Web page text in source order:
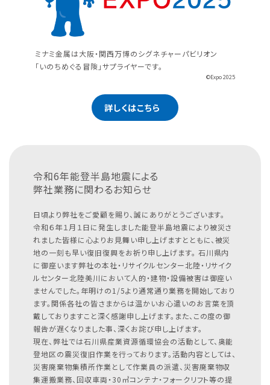
ミナミ金属は大阪・関西万博のシグネチャーパビリオン
「いのちめぐる冒険」サプライヤーです。
©Expo 2025
詳しくはこちら
令和6年能登半島地震による
弊社業務に関わるお知らせ
日頃より弊社をご愛顧を賜り、誠にありがとうございます。
令和６年１月１日に発生しました能登半島地震により被災さ
れました皆様に心よりお見舞い申し上げますとともに、被災
地の一刻も早い復旧復興をお祈り申し上げます。 石川県内
に御座います弊社の本社・リサイクルセンター北陸・リサイク
ルセンター北陸美川において人的・建物・設備被害は御座い
ませんでした。年明けの1/5より通常通り業務を開始しており
ます。関係各社の皆さまからは温かいお心遣いのお言葉を頂
戴しておりますこと深く感謝申し上げます。また、この度の御
報告が遅くなりました事、深くお詫び申し上げます。
現在、弊社では石川県産業資源循環協会の活動として、奥能
登地区の震災復旧作業を行っております。活動内容としては、
災害廃棄物集積所作業として作業員の派遣、災害廃棄物収
集運搬業務、回収車両・30㎥コンテナ・フォークリフト等の提